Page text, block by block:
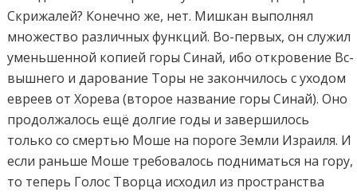
Скрижалей? Конечно же, нет. Мишкан выполнял
множество различных функций. Во-первых, он служил
уменьшенной копией горы Синай, ибо откровение Вс-
вышнего и дарование Торы не закончилось с уходом
евреев от Хорева (второе название горы Синай). Оно
продолжалось ещё долгие годы и завершилось
только со смертью Моше на пороге Земли Израиля. И
если раньше Моше требовалось подниматься на гору,
то теперь Голос Творца исходил из пространства